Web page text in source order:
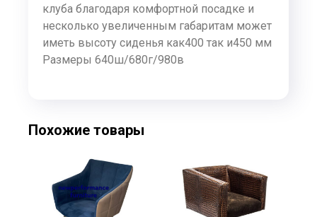
клуба благодаря комфортной посадке и
несколько увеличенным габаритам может
иметь высоту сиденья как400 так и450 мм
Размеры 640ш/680г/980в
Похожие товары